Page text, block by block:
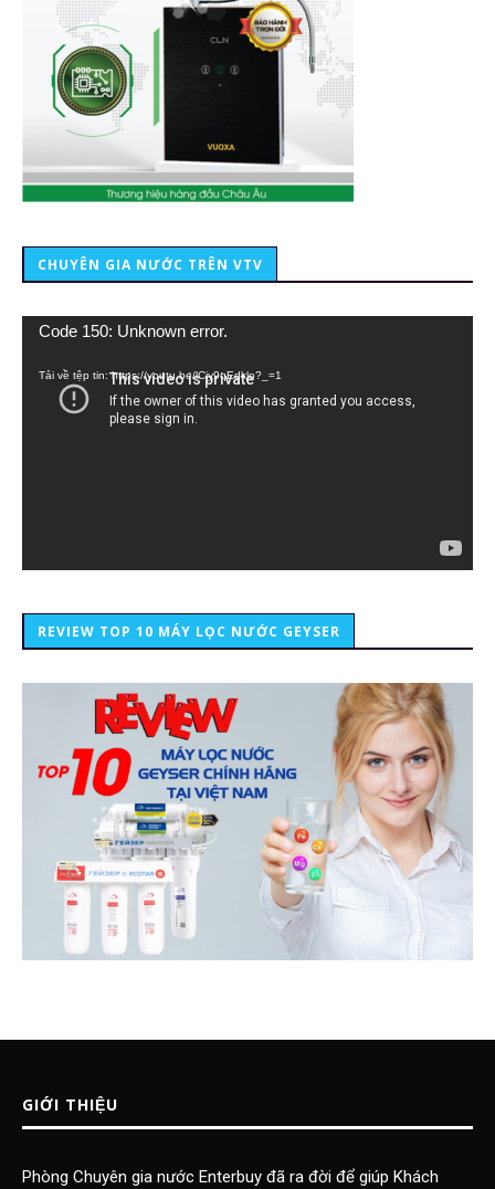
CHUYÊN GIA NƯỚC TRÊN VTV
Trình
Code 150: Unknown error.
Tải về tệp tin: https://youtu.be/lCiy9qEdklo?_=1
REVIEW TOP 10 MÁY LỌC NƯỚC GEYSER
GIỚI THIỆU
Phòng Chuyên gia nước Enterbuy đã ra đời để giúp Khách